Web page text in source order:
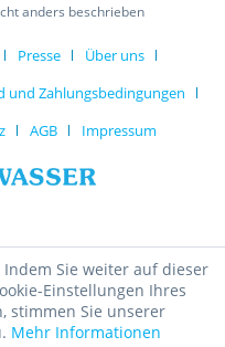
anders beschrieben
Presse
Über uns
und Zahlungsbedingungen
AGB Impressum
Indem Sie weiter auf dieser
Einstellungen Ihres
stimmen Sie unserer
Mehr Informationen